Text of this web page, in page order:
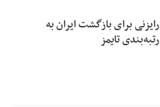
رایزنی برای بازگشت ایران به
رتبه‌بندی تایمز